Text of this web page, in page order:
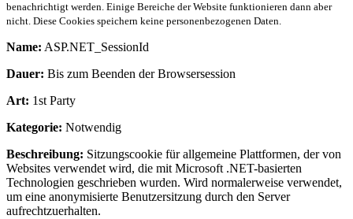
benachrichtigt werden. Einige Bereiche der Website funktionieren dann aber
nicht. Diese Cookies speichern keine personenbezogenen Daten.
Name: ASP.NET_SessionId
Dauer: Bis zum Beenden der Browsersession
Art: 1st Party
Kategorie: Notwendig
Beschreibung: Sitzungscookie für allgemeine Plattformen, der von
Websites verwendet wird, die mit Microsoft .NET-basierten
Technologien geschrieben wurden. Wird normalerweise verwendet,
um eine anonymisierte Benutzersitzung durch den Server
aufrechtzuerhalten.